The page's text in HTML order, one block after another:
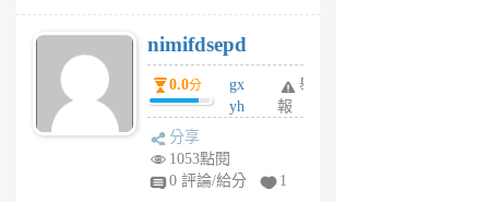
U
5
個
月
nimifdsepd
0.0分
gx
yh
jl
舉
報
分享
1053點閱
0 評論/給分
1